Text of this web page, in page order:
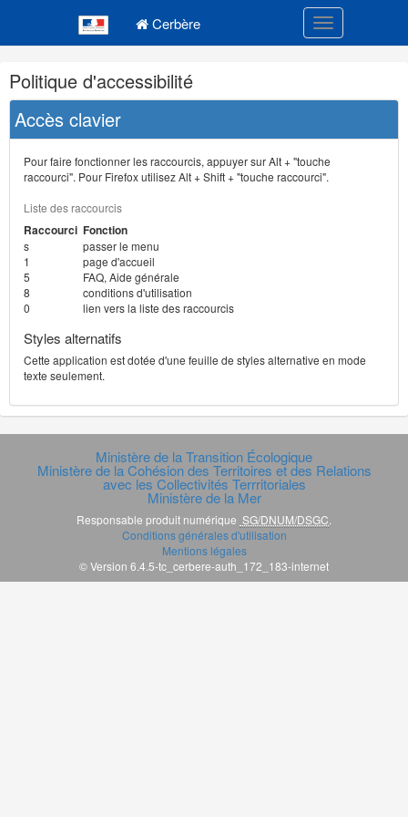
Cerbère Toggle
Navigation
et
outils
annexes
Politique d'accessibilité
Accès clavier
Pour faire fonctionner les raccourcis, appuyer sur Alt + "touche
raccourci". Pour Firefox utilisez Alt + Shift + "touche raccourci".
Liste des raccourcis
Raccourci Fonction
s
passer le menu
1
page d'accueil
5
FAQ, Aide générale
8
conditions d'utilisation
0
lien vers la liste des raccourcis
Styles alternatifs
Cette application est dotée d'une feuille de styles alternative en mode
texte seulement.
Ministère de la Transition Écologique
Ministère de la Cohésion des Territoires et des Relations
avec les Collectivités Terrritoriales
Ministère de la Mer
Responsable produit numérique SG/DNUM/DSGC
Conditions générales d'utilisation
Mentions légales
© Version 6.4.5-tc_cerbere-auth_172_183-internet